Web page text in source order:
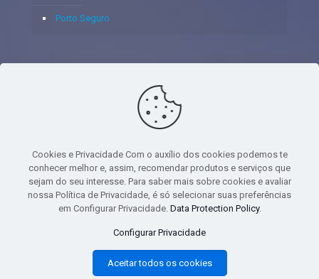
Porto Seguro
© 2020 - Yoshie & Maia Corretora de Seguros Ltda - CNPJ:
05.459.716/0001-75 - SUSEP: 100637106 AV DOS
PAVIMENTO - CEP 06.020-012 - VILA YARA - OSASCO - UF SP -
TELEFONE - (11) 8251-9266
Cookies e Privacidade Com o auxílio dos cookies podemos te
conhecer melhor e, assim, recomendar produtos e serviços que
sejam do seu interesse. Para saber mais sobre cookies e avaliar
nossa Política de Privacidade, é só selecionar suas preferências
em Configurar Privacidade. Data Protection Policy.
Configurar Privacidade
Aceitar todos os cookies
1.23, user_data: { email_address: 'johnsmith@email.com', phone_number:
'1234567890', address: { first_name: 'john', last_name: 'smith', city:
'menlopark', region: 'ca', postal_code: '94025', country: 'usa', }, }, items: [{